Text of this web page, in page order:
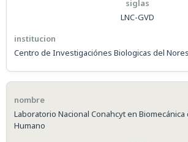
LNC-GVD
Centro de Investigaciónes Biologicas del
Laboratorio Nacional Conahcyt en Biomecánica
Humano